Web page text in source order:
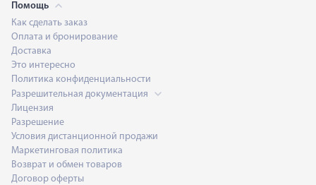
Помощь
Как сделать заказ
Оплата и бронирование
Доставка
Это интересно
Политика конфиденциальности
Разрешительная документация
Лицензия
Разрешение
Условия дистанционной продажи
Маркетинговая политика
Возврат и обмен товаров
Договор оферты